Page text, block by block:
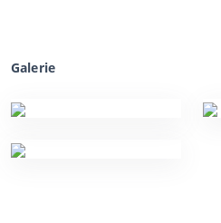
Galerie